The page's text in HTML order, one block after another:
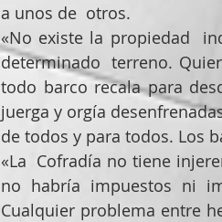
a unos de  otros.
«No existe la propiedad
determinado  terreno.
todo barco recala para
juerga y orgía
de todos y para todos. Los
«La  Cofradía no tiene
no habría impuestos ni
Cualquier problema entre